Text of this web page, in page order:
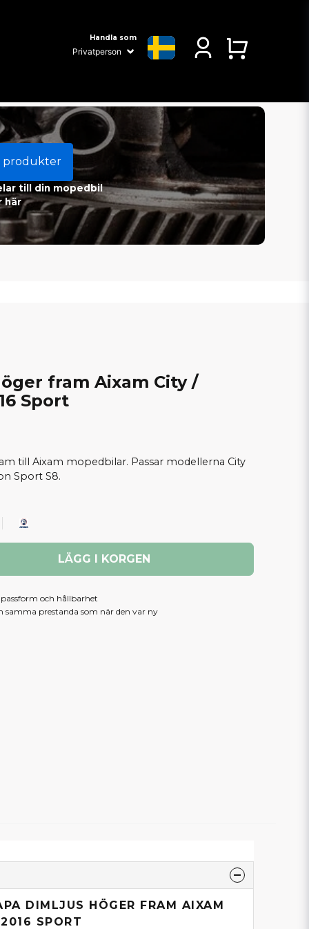
Handla som
produkter
till din mopedbil
här
fram Aixam City /
Sport
till Aixam mopedbilar. Passar modellerna City
Sport S8.
LÄGG I KORGEN
och hållbarhet
samma prestanda som när den var ny
DIMLJUS HÖGER FRAM AIXAM
SPORT